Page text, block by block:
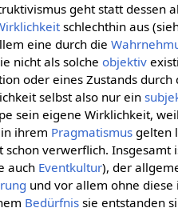
geht statt dessen
schlechthin aus
eine durch die
nicht als solcheobjektiv
oder eines Zustands durch
selbst also nur ein
sein eigene Wirklichkeit,
ihrem Pragmatismus gelten
schon verwerflich.
auch Eventkultur), der
und vor allem ohne
Bedürfnis sie entstanden